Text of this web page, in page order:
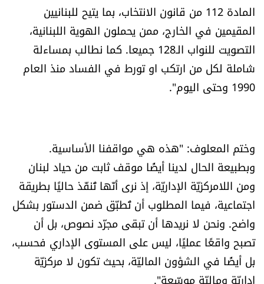
المادة 112 من قانون الانتخاب، بما يتيح للبنانيين
المقيمين في الخارج، ممن يحملون الهوية اللبنانية،
التصويت للنواب الـ128 جميعا. كما نطالب بمساءلة
شاملة لكل من ارتكب او تورط في الفساد منذ العام
1990 وحتى اليوم".
وختم المعلوف: "هذه هي مواقفنا الأساسية.
وبطبيعة الحال لدينا أيضًا موقف ثابت من حياد لبنان
ومن اللامركزيّة الإداريّة، إذ نرى أنّها تُنفّذ حاليًا بطريقة
اجتماعية، فيما المطلوب أن تُطبّق ضمن الدستور بشكل
واضح. ونحن لا نريدها أن تبقى مجرّد نصوص، بل أن
تصبح واقعًا عمليًا، ليس على المستوى الإداري فحسب،
بل أيضًا في الشؤون الماليّة، بحيث تكون لا مركزيّة